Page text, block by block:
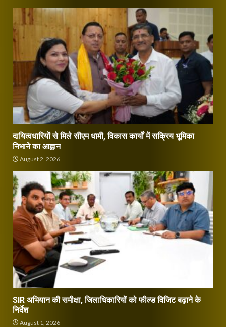
दायित्वधारियों से मिले सीएम धामी, विकास कार्यों में सक्रिय भूमिका
निभाने का आह्वान
August 2, 2026
SIR अभियान की समीक्षा, जिलाधिकारियों को फील्ड विजिट बढ़ाने के
निर्देश
August 1, 2026